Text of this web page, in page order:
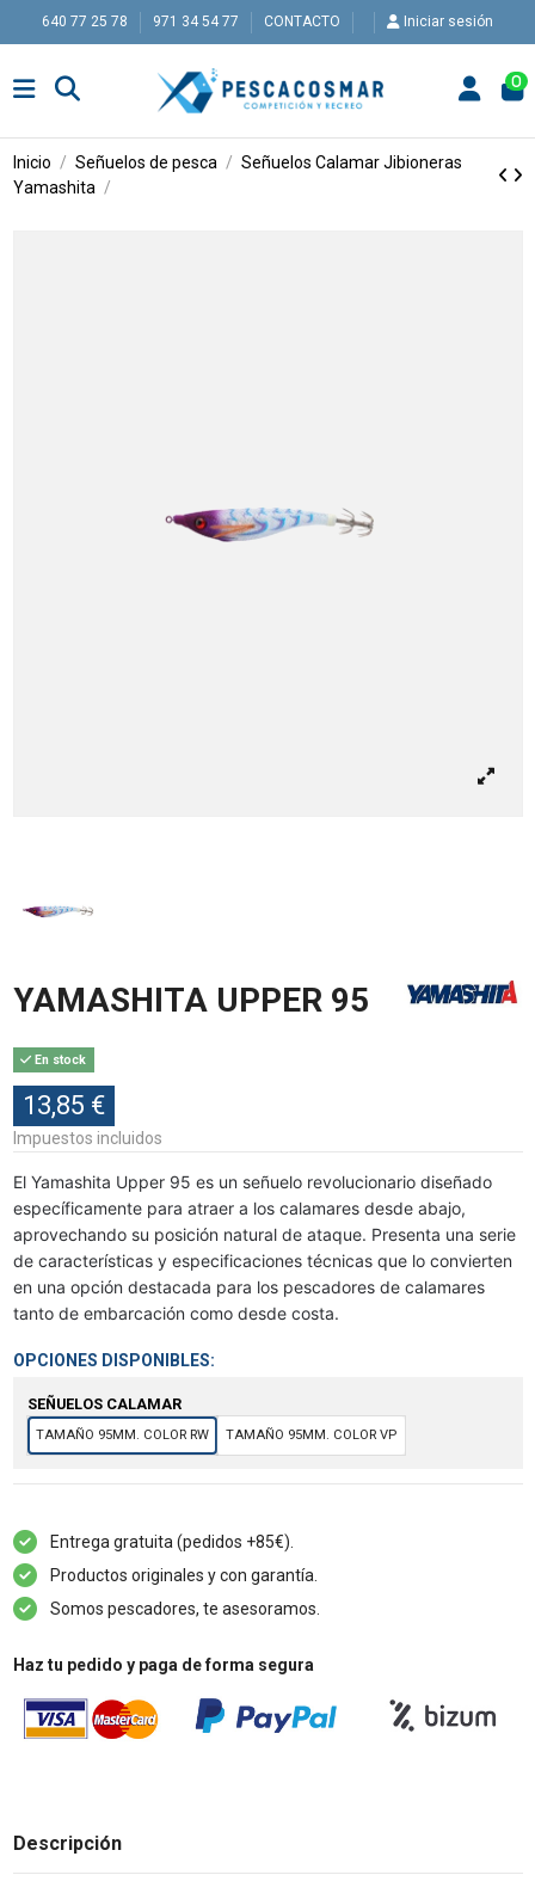
640 77 25 78 971 34 54 77 CONTACTO Iniciar sesión
0
Inicio Señuelos de pesca Señuelos Calamar Jibioneras
Yamashita
YAMASHITA UPPER 95
En stock
13,85 €
Impuestos incluidos
El Yamashita Upper 95 es un señuelo revolucionario diseñado
específicamente para atraer a los calamares desde abajo,
aprovechando su posición natural de ataque. Presenta una serie
de características y especificaciones técnicas que lo convierten
en una opción destacada para los pescadores de calamares
tanto de embarcación como desde costa.
OPCIONES DISPONIBLES:
SEÑUELOS CALAMAR
TAMAÑO 95MM. COLOR RW TAMAÑO 95MM. COLOR VP
Entrega gratuita (pedidos +85€).
Productos originales y con garantía.
Somos pescadores, te asesoramos.
Haz tu pedido y paga de forma segura
Descripción